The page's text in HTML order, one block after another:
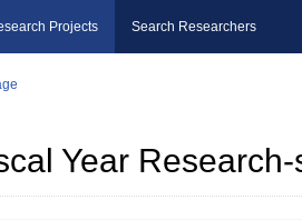
Projects Search Researchers
Year